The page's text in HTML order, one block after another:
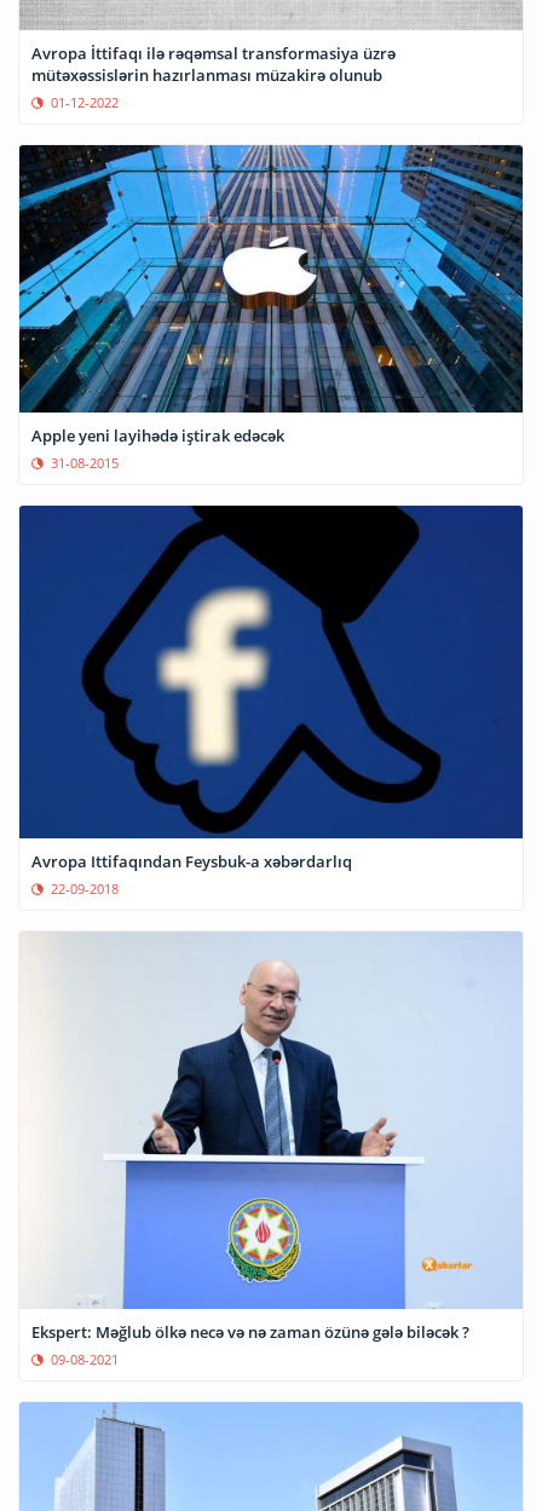
Avropa İttifaqı ilə rəqəmsal transformasiya üzrə
mütəxəssislərin hazırlanması müzakirə olunub
01-12-2022
Apple yeni layihədə iştirak edəcək
31-08-2015
Avropa Ittifaqından Feysbuk-a xəbərdarlıq
22-09-2018
Ekspert: Məğlub ölkə necə və nə zaman özünə gələ biləcək ?
09-08-2021